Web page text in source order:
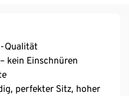
Qualität
kein Einschnüren
perfekter Sitz, hoher